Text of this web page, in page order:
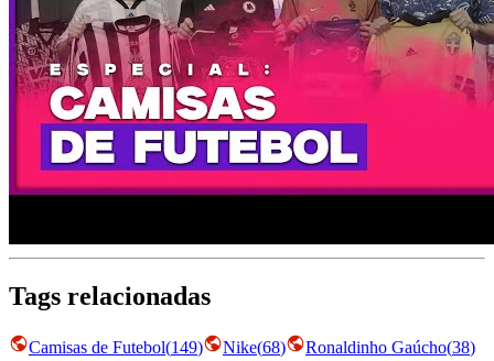
Tags relacionadas
Camisas de Futebol(149) Nike(68) Ronaldinho Gaúcho(38)